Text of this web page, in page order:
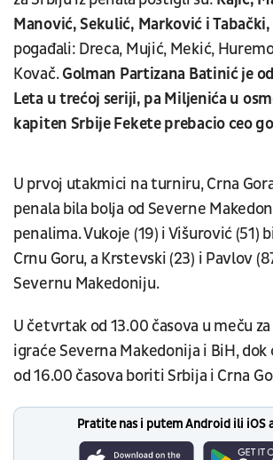
Manović, Sekulić, Marković i Tabački,
pogađali: Dreca, Mujić, Mekić,
Kovač.Golman Partizana Batinić je
Leta u trećoj seriji, pa Miljenića u
kapiten Srbije Fekete prebacio ceo
U prvoj utakmici na turniru, Crna
penala bila bolja od Severne
penalima. Vukoje (19) i Višurović (51)
Crnu Goru, a Krstevski (23) i Pavlov
Severnu Makedoniju.
U četvrtak od 13.00 časova u meču
igraće Severna Makedonija i BiH, dok
od 16.00 časova boriti Srbija i Crna
Pratite nas i putem Android ili iOS